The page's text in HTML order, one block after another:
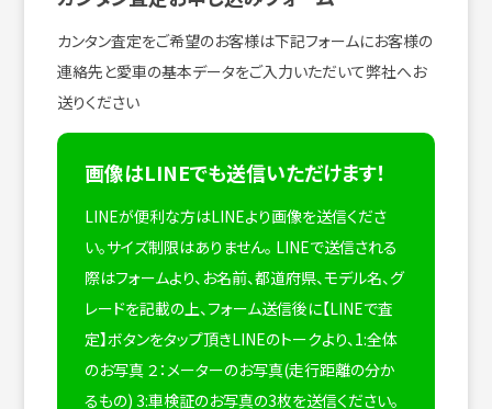
カンタン査定をご希望のお客様は下記フォームにお客様の
連絡先と愛車の基本データをご入力いただいて弊社へお
送りください
画像はLINEでも送信いただけます！
LINEが便利な方はLINEより画像を送信くださ
い。サイズ制限はありません。 LINEで送信される
際はフォームより、お名前、都道府県、モデル名、グ
レードを記載の上、フォーム送信後に【LINEで査
定】ボタンをタップ頂きLINEのトークより、1:全体
のお写真 ２：メーターのお写真(走行距離の分か
るもの) 3:車検証のお写真の3枚を送信ください。